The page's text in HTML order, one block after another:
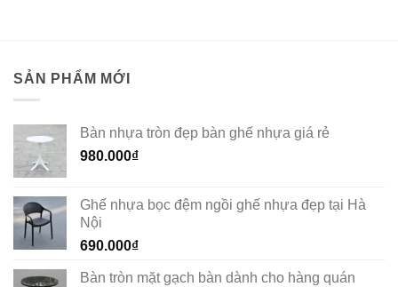
SẢN PHẨM MỚI
Bàn nhựa tròn đẹp bàn ghế nhựa giá rẻ
980.000₫
Ghế nhựa bọc đệm ngồi ghế nhựa đẹp tại Hà
Nội
690.000₫
Bàn tròn mặt gạch bàn dành cho hàng quán